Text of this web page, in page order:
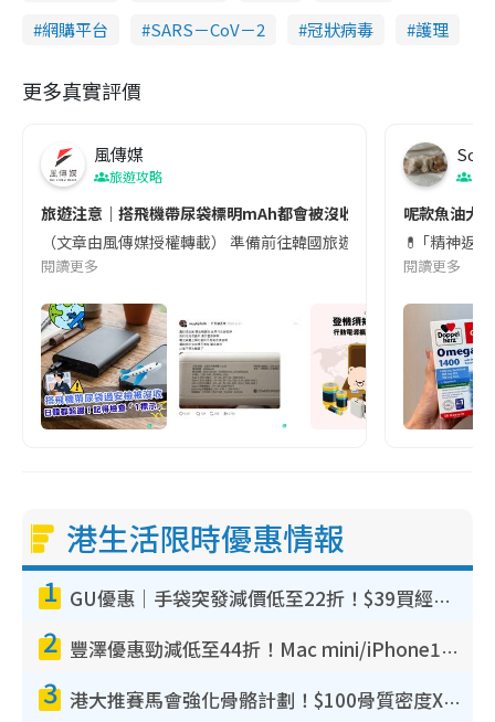
網購平台
SARS－CoV－2 冠狀病毒 護理
更多真實評價
風傳媒
旅遊攻略
旅遊注意｜搭飛機帶尿袋標明mAh都會被沒收😱出發前切記檢查
（文章由風傳媒授權轉載） 準備前往韓國旅遊的民眾，近期要
閱讀更多
Soul
呢款魚油大
💊 ｢精神返
閱讀更多
港生活限時優惠情報
1 GU優惠｜手袋突發減價低至22折！$39買經典波士頓包/餃子袋！飾物同步減價$29起！
2 豐澤優惠勁減低至44折！Mac mini/iPhone17Pro大減價！廚房家電$220起
3 港大推賽馬會強化骨骼計劃！$100骨質密度X光檢查 完成免費運動訓練送超市禮券！附參加資格